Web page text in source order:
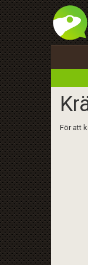
För att